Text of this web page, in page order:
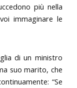
più nella
immaginare le
di un ministro
suo marito, che
“Se